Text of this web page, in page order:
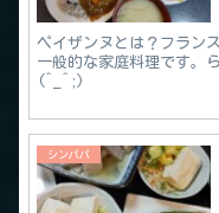
ペイザンヌとは？フラン
一般的な家庭料理です。
(^_^;)
シンパパ